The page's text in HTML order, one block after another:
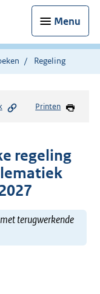
Menu
Regeling
Printen
regeling
terugwerkende